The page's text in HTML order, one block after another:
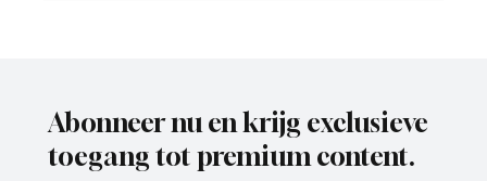
Abonneer nu en krijg exclusieve
toegang tot premium content.